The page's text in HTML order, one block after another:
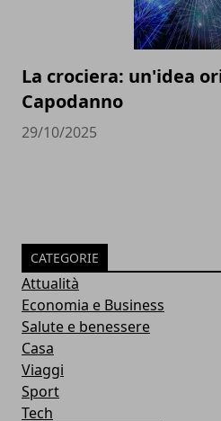
La crociera: un'idea
Capodanno
29/10/2025
CATEGORIE
Attualità
Economia e Business
Salute e benessere
Casa
Viaggi
Sport
Tech